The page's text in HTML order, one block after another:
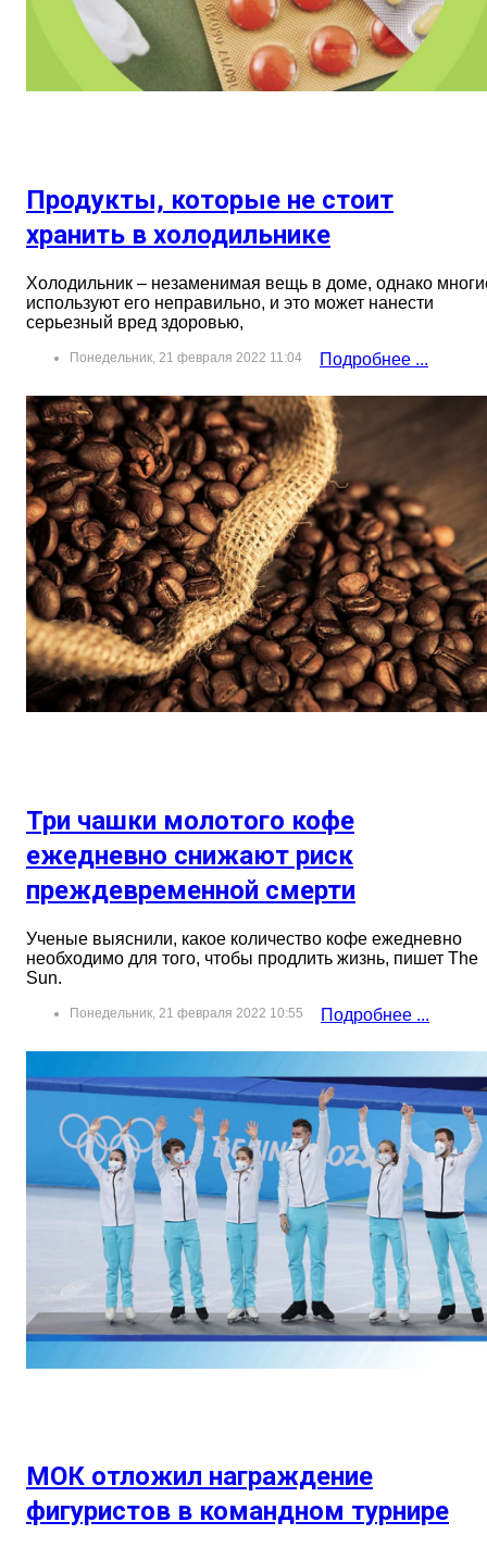
Продукты, которые не стоит
хранить в холодильнике
Холодильник – незаменимая вещь в доме, однако
используют его неправильно, и это может нанести
серьезный вред здоровью,
Понедельник, 21 февраля 2022 11:04 Подробнее ...
Три чашки молотого кофе
ежедневно снижают риск
преждевременной смерти
Ученые выяснили, какое количество кофе ежедневно
необходимо для того, чтобы продлить жизнь, пишет The
Sun.
Понедельник, 21 февраля 2022 10:55 Подробнее ...
МОК отложил награждение
фигуристов в командном турнире